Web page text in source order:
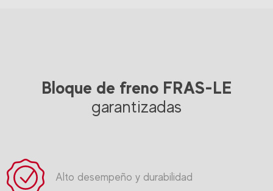
Bloque de freno FRAS-LE
garantizadas
Alto desempeño y durabilidad